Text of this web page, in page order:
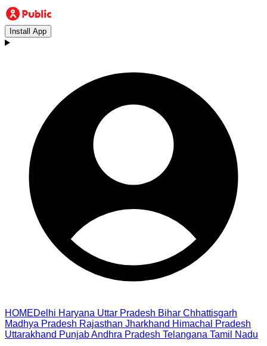
Install App
HOMEDelhi Haryana Uttar Pradesh Bihar Chhattisgarh
Madhya Pradesh Rajasthan Jharkhand Himachal Pradesh
Uttarakhand PunjabAndhra Pradesh Telangana Tamil Nadu